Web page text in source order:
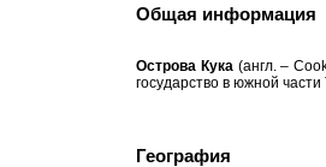
Общая информация
Острова Кука(англ. –
государство в южной
География